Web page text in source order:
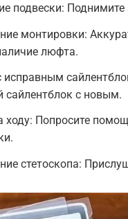
подвески:
монтировки:
люфта.
исправным
сайлентблок с новым.
ходу: Попросите
стетоскопа: